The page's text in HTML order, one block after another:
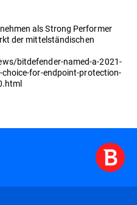
als Strong Performer
der mittelständischen
bitdefender-named-a-2021-
for-endpoint-protection-